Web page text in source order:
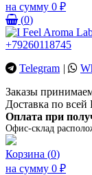
на сумму 0 ₽
(0)
+79260118745
Telegram |
Заказы
Доставка по всей
Оплата при
Офис-склад
Корзина (0)
на сумму 0 ₽